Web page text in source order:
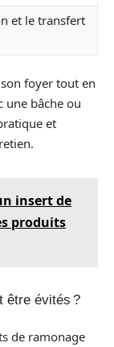
et le transfert
foyer tout en
une bâche ou
et
insert de
produits
être évités ?
de ramonage